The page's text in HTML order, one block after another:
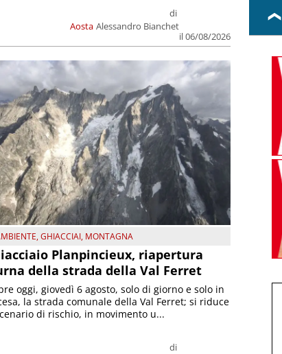
Aosta
di
Alessandro Bianchet
il 06/08/2026
,GHIACCIAI, MONTAGNA
Planpincieux, riapertura
della strada della Val Ferret
di
oggi, giovedì 6 agosto, solo di giorno e solo in
la strada comunale della Val Ferret; si riduce
di rischio, in movimento u...
❮